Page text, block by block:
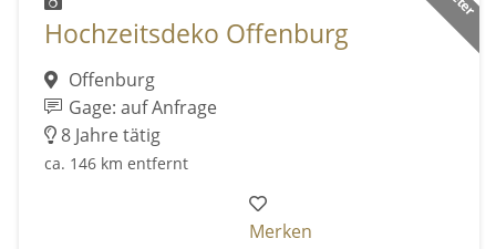
Hochzeitsdeko Offenburg
Offenburg
Gage: auf Anfrage
8 Jahre tätig
ca. 146 km entfernt
Merken